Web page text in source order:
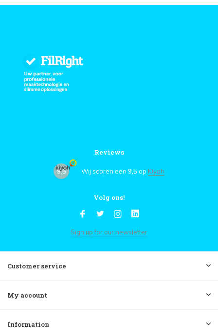
Reviews
9,5 Wij scoren een 9,5 op Kiyoh
Volg ons!
Sign up for our newsletter
Customer service
My account
Information